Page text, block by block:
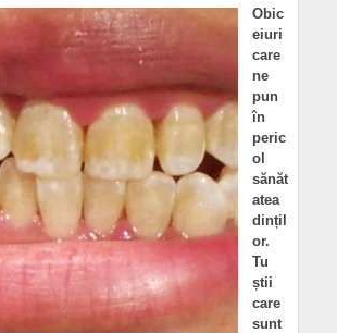
Obic
eiuri
care
ne
pun
în
peric
ol
sănăt
atea
dințil
or.
Tu
știi
care
sunt